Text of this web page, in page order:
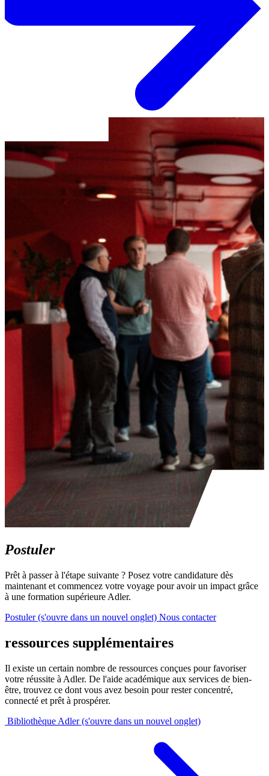
Postuler
Prêt à passer à l'étape suivante ? Posez votre candidature dès
maintenant et commencez votre voyage pour avoir un impact grâce
à une formation supérieure Adler.
Postuler(s'ouvre dans un nouvel onglet) Nous contacter
ressources supplémentaires
Il existe un certain nombre de ressources conçues pour favoriser
votre réussite à Adler. De l'aide académique aux services de bien-
être, trouvez ce dont vous avez besoin pour rester concentré,
connecté et prêt à prospérer.
Bibliothèque Adler (s'ouvre dans un nouvel onglet)